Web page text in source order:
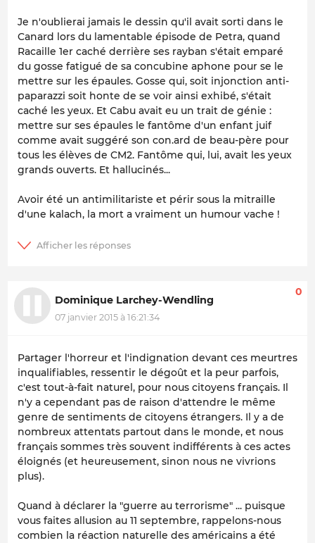
Je n'oublierai jamais le dessin qu'il avait sorti dans le
Canard lors du lamentable épisode de Petra, quand
Racaille 1er caché derrière ses rayban s'était emparé
du gosse fatigué de sa concubine aphone pour se le
mettre sur les épaules. Gosse qui, soit injonction anti-
paparazzi soit honte de se voir ainsi exhibé, s'était
caché les yeux. Et Cabu avait eu un trait de génie :
mettre sur ses épaules le fantôme d'un enfant juif
comme avait suggéré son con.ard de beau-père pour
tous les élèves de CM2. Fantôme qui, lui, avait les yeux
grands ouverts. Et hallucinés...
Avoir été un antimilitariste et périr sous la mitraille
d'une kalach, la mort a vraiment un humour vache !
Dominique Larchey-Wendling
07 janvier 2015 à 16:21:34
0
Partager l'horreur et l'indignation devant ces meurtres
inqualifiables, ressentir le dégoût et la peur parfois,
c'est tout-à-fait naturel, pour nous citoyens français. Il
n'y a cependant pas de raison d'attendre le même
genre de sentiments de citoyens étrangers. Il y a de
nombreux attentats partout dans le monde, et nous
français sommes très souvent indifférents à ces actes
éloignés (et heureusement, sinon nous ne vivrions
plus).
Quand à déclarer la "guerre au terrorisme" ... puisque
vous faites allusion au 11 septembre, rappelons-nous
combien la réaction naturelle des américains a été